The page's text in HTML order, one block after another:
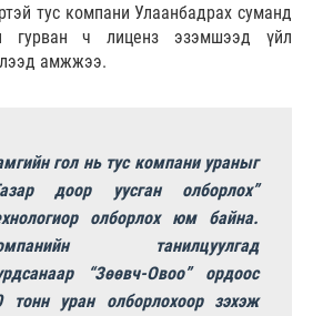
тус компани Улаанбадрах суманд
гурван ч лиценз эзэмшээд үйл
амжжээ.
гол нь тус компани ураныг
доор уусган олборлох”
олборлох юм байна.
танилцуулгад
“Зөөвч-Овоо” ордоос
тонн уран олборлохоор зэхэж